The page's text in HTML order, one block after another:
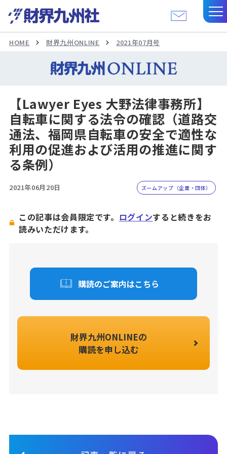
HOME 財界九州ONLINE 2021年07月号
【Lawyer Eyes 大野法律事務所】
自転車に関する法令の確認（道路交
通法、福岡県自転車の安全で適性な
利用の促進および活用の推進に関す
る条例）
2021年06月20日 ズームアップ（企業・団体）
この記事は会員限定です。 ログインすると続きをお
読みいただけます。
購読のご案内はこちら
財界九州ONLINEの
購読を申し込む